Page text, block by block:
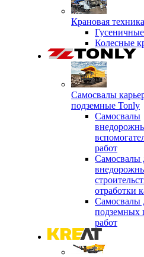
Крановая
Колесные
Самосвалы
подземные Tonly
Самосвалы
работ
Самосвалы
отработки
Самосвалы
подземных
работ